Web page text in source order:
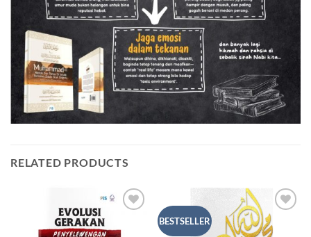
RELATED PRODUCTS
Wishlist
BESTSELLER
Add to
Wishlist